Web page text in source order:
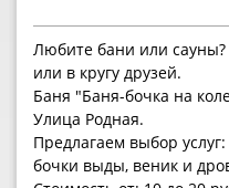
Любите бани или сауны?
или в кругу друзей.
Баня "Баня-бочка на
Улица Родная.
Предлагаем выбор
бочки выды, веник и